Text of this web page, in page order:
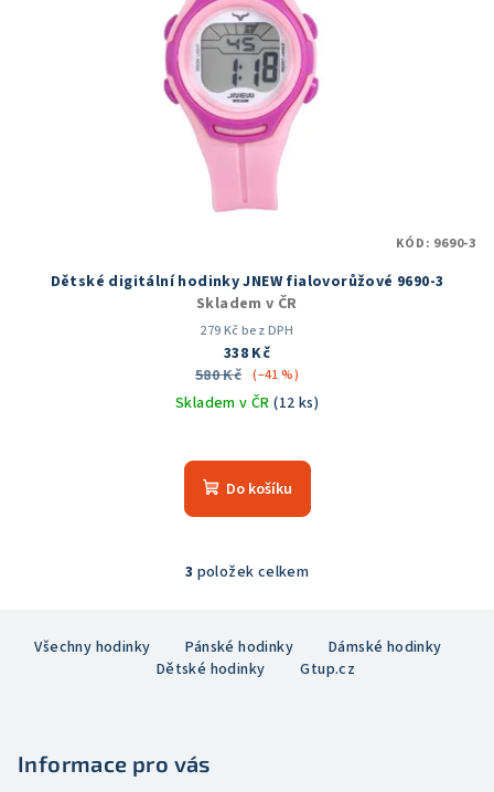
Dětské digitální hodinky JNEW fialovorůžové 9690-3
Skladem v ČR
279 Kč bez DPH
338 Kč
580 Kč (–41 %)
Skladem v ČR(12 ks)
hodnocení
produktu
5
Do košíku
KÓD: 9690-3
O
á
d
3 položek celkem
Všechny hodinky Pánské hodinky
Dámské hodinky
Dětské hodinky
Gtup.cz
Informace pro vás